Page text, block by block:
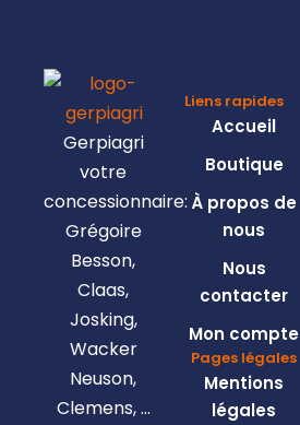
Gerpiagri
votre
concessionnaire:
Grégoire
Besson,
Claas,
Josking,
Wacker
Neuson,
Clemens, …
Liens rapides
Accueil
Boutique
À propos de
nous
Nous
contacter
Mon compte
Pages légales
Mentions
légales